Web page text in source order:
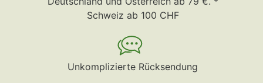
Schweiz ab 100 CHF
Unkomplizierte Rücksendung